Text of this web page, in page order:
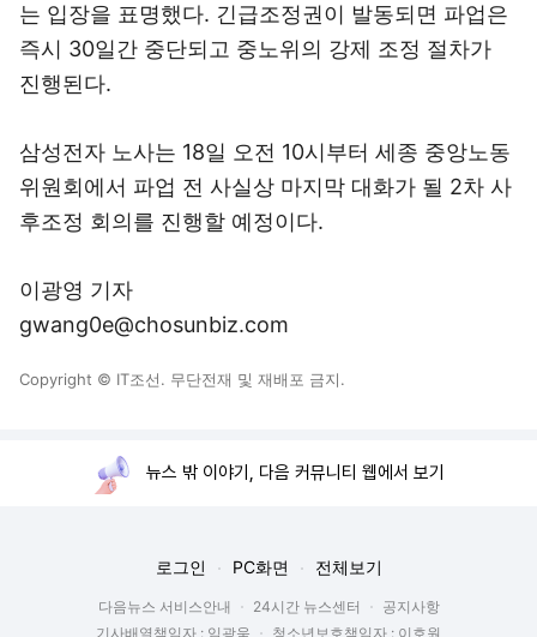
는 입장을 표명했다. 긴급조정권이 발동되면 파업은
즉시 30일간 중단되고 중노위의 강제 조정 절차가
진행된다.
삼성전자 노사는 18일 오전 10시부터 세종 중앙노동
위원회에서 파업 전 사실상 마지막 대화가 될 2차 사
후조정 회의를 진행할 예정이다.
이광영 기자
gwang0e@chosunbiz.com
Copyright © IT조선. 무단전재 및 재배포 금지.
뉴스 밖 이야기, 다음 커뮤니티 웹에서 보기
로그인 PC화면 전체보기
다음뉴스 서비스안내 24시간 뉴스센터
공지사항
기사배열책임자 : 임광욱
청소년보호책임자 : 이호원